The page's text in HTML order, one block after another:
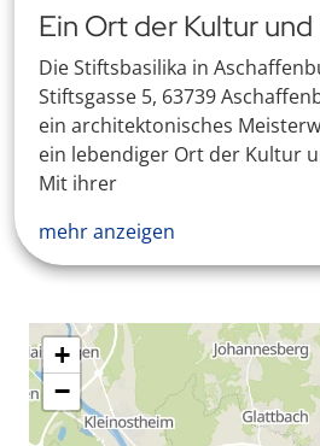
Ein Ort der Kultur
Die Stiftsbasilika in
Stiftsgasse 5, 63739
ein architektonisches
ein lebendiger Ort der Kultur
Mit ihrer
mehr anzeigen
+
−